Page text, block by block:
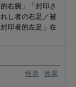
右腕」「封印さ
し者の右足／被
印者的左足」在
怪兽 效果